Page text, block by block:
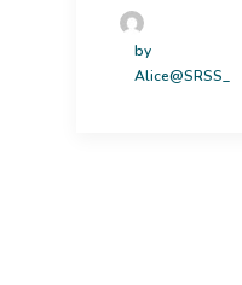
by
Alice@SRSS_